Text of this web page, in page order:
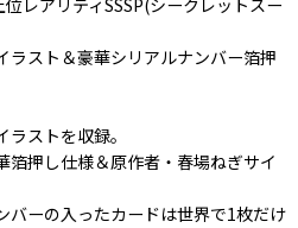
レアリティSSSP(シークレットスー
ラスト＆豪華シリアルナンバー箔押
ストを収録。
箔押し仕様＆原作者・春場ねぎサイ
バーの入ったカードは世界で1枚だけ